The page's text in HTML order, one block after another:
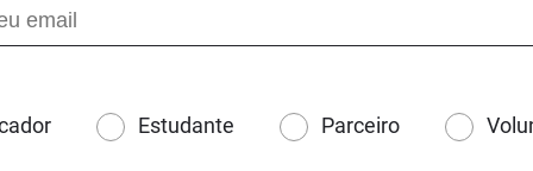
Estudante Parceiro